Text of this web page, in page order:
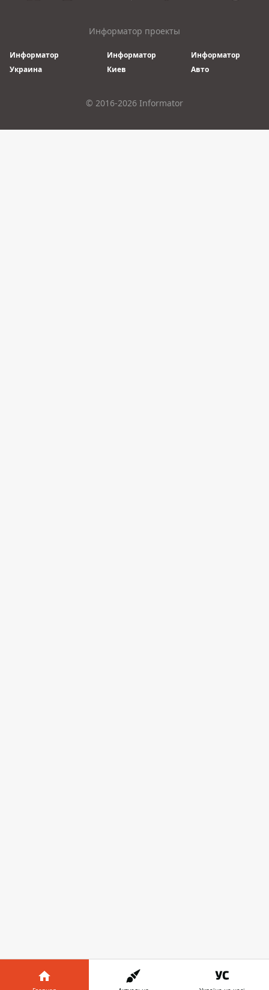
Информатор проекты
Информатор
Украина
Информатор
Киев
Информатор
Авто
© 2016-2026 Informator